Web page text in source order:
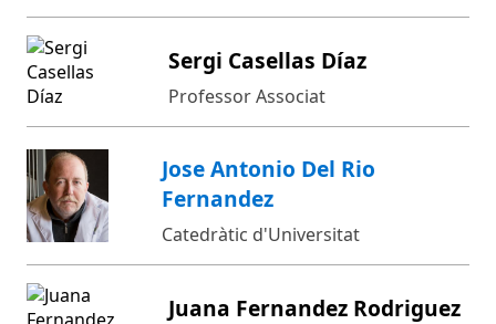
Sergi Casellas Díaz
Professor Associat
Jose Antonio Del Rio
Fernandez
Catedràtic d'Universitat
Juana Fernandez Rodriguez